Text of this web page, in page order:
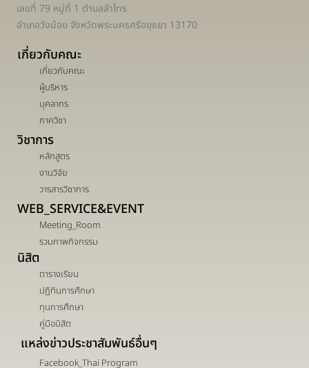
เลขที่ 79 หมู่ที่ 1 ตำบลลำไทร
อำเภอวังน้อย จังหวัดพระนครศรีอยุธยา 13170
เกี่ยวกับคณะ
เกี่ยวกับคณะ
ผู้บริหาร
บุคลากร
ภาควิชา
วิชาการ
หลักสูตร
งานวิจัย
วารสารวิชาการ
WEB_SERVICE&EVENT
Meeting_Room
รวมภาพกิจกรรม
นิสิต
ตารางเรียน
ปฏิทินการศึกษา
ทุนการศึกษา
คู่มือนิสิต
แหล่งข่าวประชาสัมพันธ์อื่นๆ
Facebook_Thai Program